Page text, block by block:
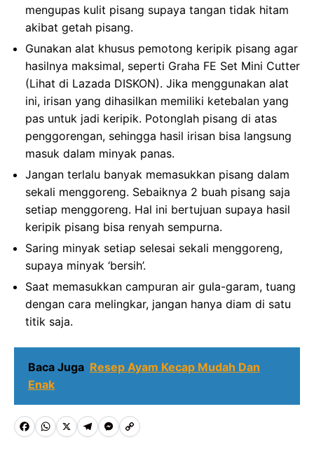
mengupas kulit pisang supaya tangan tidak hitam
akibat getah pisang.
Gunakan alat khusus pemotong keripik pisang agar
hasilnya maksimal, seperti Graha FE Set Mini Cutter
(Lihat di Lazada DISKON). Jika menggunakan alat
ini, irisan yang dihasilkan memiliki ketebalan yang
pas untuk jadi keripik. Potonglah pisang di atas
penggorengan, sehingga hasil irisan bisa langsung
masuk dalam minyak panas.
Jangan terlalu banyak memasukkan pisang dalam
sekali menggoreng. Sebaiknya 2 buah pisang saja
setiap menggoreng. Hal ini bertujuan supaya hasil
keripik pisang bisa renyah sempurna.
Saring minyak setiap selesai sekali menggoreng,
supaya minyak ‘bersih’.
Saat memasukkan campuran air gula-garam, tuang
dengan cara melingkar, jangan hanya diam di satu
titik saja.
Baca Juga Resep Ayam Kecap Mudah Dan
Enak
F WX T MC